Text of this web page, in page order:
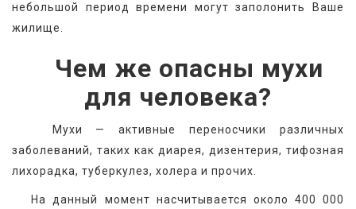
небольшой период времени могут заполонить Ваше
жилище.
Чем же опасны мухи
для человека?
Мухи — активные переносчики различных
заболеваний, таких как диарея, дизентерия, тифозная
лихорадка, туберкулез, холера и прочих.
На данный момент насчитывается около 400 000